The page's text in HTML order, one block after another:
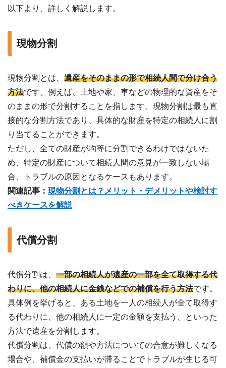
以下より、詳しく解説します。
現物分割
現物分割とは、 遺産をそのままの形で相続人間で分け合う
方法です。例えば、土地や家、車などの物理的な資産をそ
のままの形で分割することを指します。現物分割は最も直
接的な分割方法であり、具体的な財産を特定の相続人に割
り当てることができます。
ただし、全ての財産が均等に分割できるわけではないた
め、特定の財産について相続人間の意見が一致しない場
合、トラブルの原因となるケースもあります。
関連記事： 現物分割とは？メリット・デメリットや検討す
べきケースを解説
代償分割
代償分割は、 一部の相続人が遺産の一部を全て取得する代
わりに、他の相続人に金銭などでの補償を行う方法です。
具体例を挙げると、ある土地を一人の相続人が全て取得す
る代わりに、他の相続人に一定の金額を支払う、といった
方法で遺産を分割します。
代償分割は、代償の額や方法についての合意が難しくなる
場合や、補償金の支払いが滞ることでトラブルが生じる可